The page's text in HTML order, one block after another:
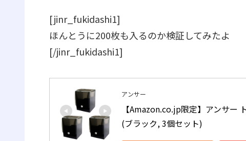
[jinr_fukidashi1]
ほんとうに200枚も入るのか検証してみたよ
[/jinr_fukidashi1]
アンサー
【Amazon.co.jp限定】アンサー
(ブラック, 3個セット)